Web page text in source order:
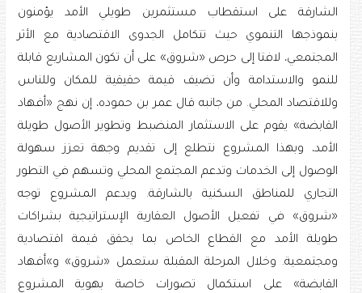
الشارقة على استقطاب مستثمرين طويلي الأمد يؤمنون
بنموذجها التنموي حيث تتكامل الجدوى الاقتصادية مع الأثر
المجتمعي، لافتا إلى حرص «شروق» على أن تكون المشاريع قابلة
للنمو والاستدامة وأن تضيف قيمة حقيقية للمكان وللناس
وللاقتصاد المحلي. من جانبه قال عمر بن حموده، إن نهج «أفهاد
القابضة» يقوم على الاستثمار المنضبط وتطوير الأصول طويلة
الأمد، وبهذا المشروع نتطلع إلى تقديم وجهة تعزز سهولة
الوصول إلى الخدمات وتدعم المجتمع المحلي وتسهم في التطور
التجاري للمناطق السكنية بالشارقة. ويدعم المشروع توجه
«شروق» في تفعيل الأصول العقارية الإستراتيجية بشراكات
طويلة الأمد مع القطاع الخاص بما يحقق قيمة اقتصادية
ومجتمعية. وخلال المرحلة المقبلة ستعمل «شروق» و»أفهاد
القابضة» على استكمال تصورات خاصة بهوية المشروع